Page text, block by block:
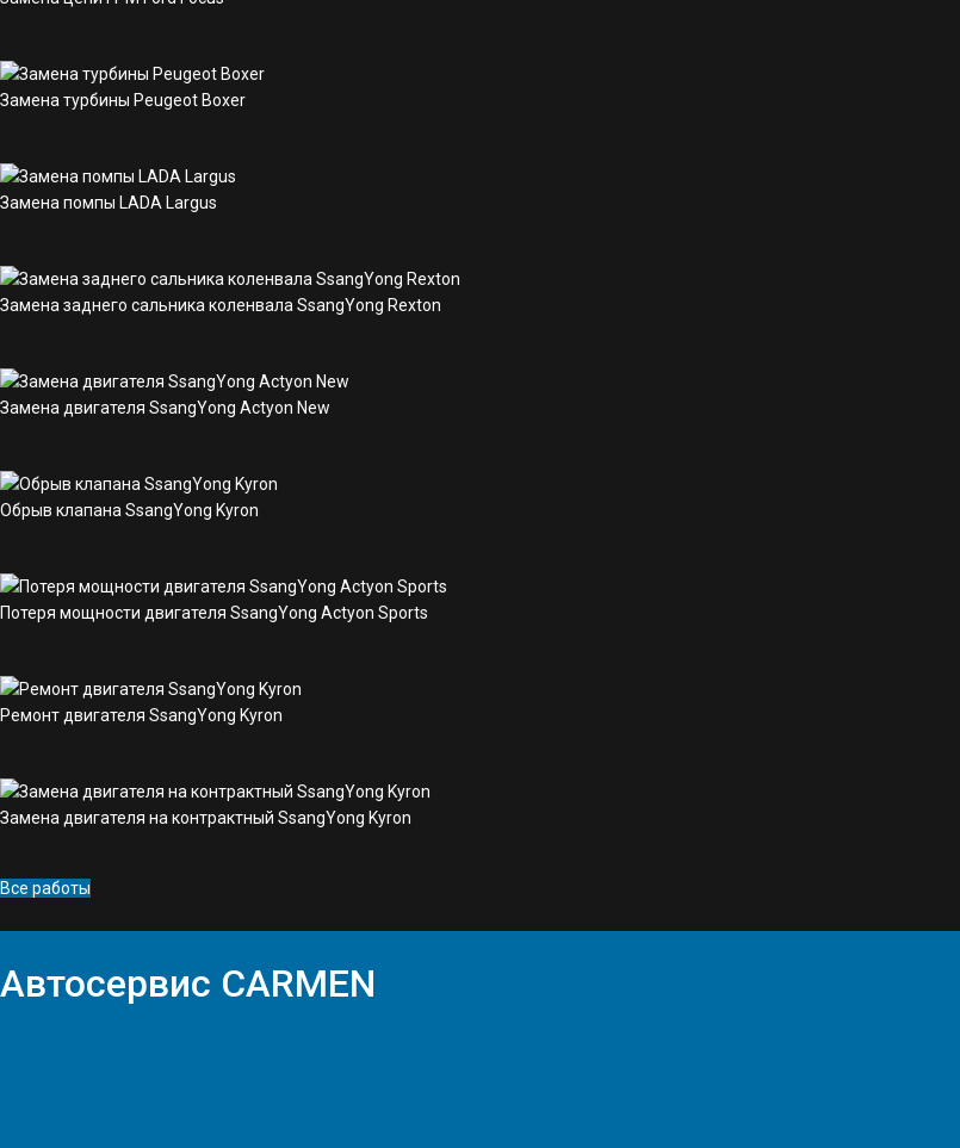
Замена турбины Peugeot Boxer
Замена помпы LADA Largus
Замена заднего сальника коленвала SsangYong Rexton
Замена двигателя SsangYong Actyon New
Обрыв клапана SsangYong Kyron
Потеря мощности двигателя SsangYong Actyon Sports
Ремонт двигателя SsangYong Kyron
Замена двигателя на контрактный SsangYong Kyron
Все работы
Автосервис CARMEN